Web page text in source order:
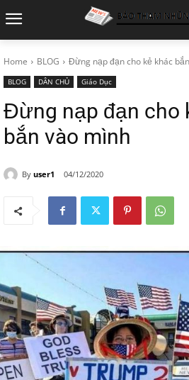
Home BLOG Đừng nạp đạn cho kẻ khác
BLOG DÂN CHỦ Giáo Dục
Đừng nạp đạn cho
bắn vào mình
By user1 04/12/2020